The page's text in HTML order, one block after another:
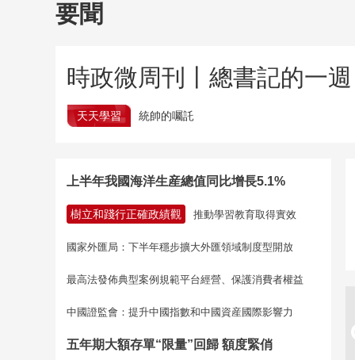
要聞
時政微周刊丨總書記的一
天天學習 統帥的囑託
上半年我國海洋生産總值同比增長5.1%
樹立和踐行正確政績觀 推動學習教育取得實效
國家外匯局：下半年穩步擴大外匯領域制度型開放
最高法發佈典型案例規範平台經營、保護消費者權益
中國證監會：提升中國指數和中國資産國際影響力
五年期大額存單“限量”回歸 額度緊俏